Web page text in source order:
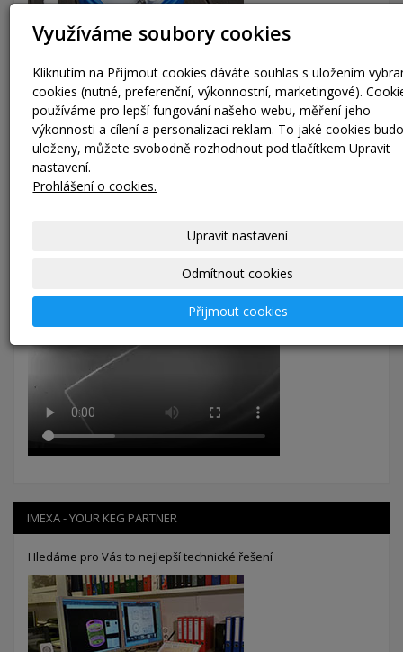
Laserové značení
Naše technologie gravírování laserem umožňuje precizní
označení KEG sudů textem nebo logem vaší společnosti.
Nabízíme možnost označení KEG sudůQR kódema dalšími
přídavnými údaji, které mohou být propojeny s naším
systémemKEGiNFOpro snadnou správu a sledování sudů.
IMEXA - YOUR KEG PARTNER
Hledáme pro Vás to nejlepší technické řešení
Využíváme soubory cookies
Kliknutím na Přijmout cookies dáváte souhlas s uložením
cookies (nutné, preferenční, výkonnostní, marketingové).
používáme pro lepší fungování našeho webu, měření jeho
výkonnosti a cílení a personalizaci reklam. To jaké cookies
uloženy, můžete svobodně rozhodnout pod tlačítkem Upravit
nastavení.
Prohlášení o cookies.
Upravit nastavení
Odmítnout cookies
Přijmout cookies